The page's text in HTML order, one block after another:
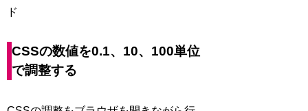
ド
CSSの数値を0.1、10、100単位
で調整する